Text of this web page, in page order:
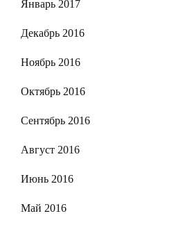
Январь 2017
Декабрь 2016
Ноябрь 2016
Октябрь 2016
Сентябрь 2016
Август 2016
Июнь 2016
Май 2016